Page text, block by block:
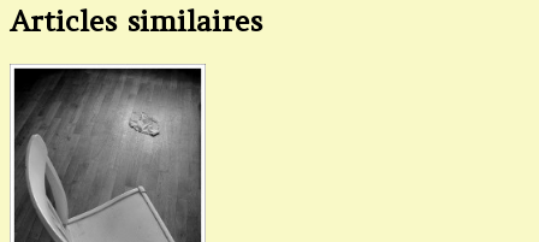
Articles similaires